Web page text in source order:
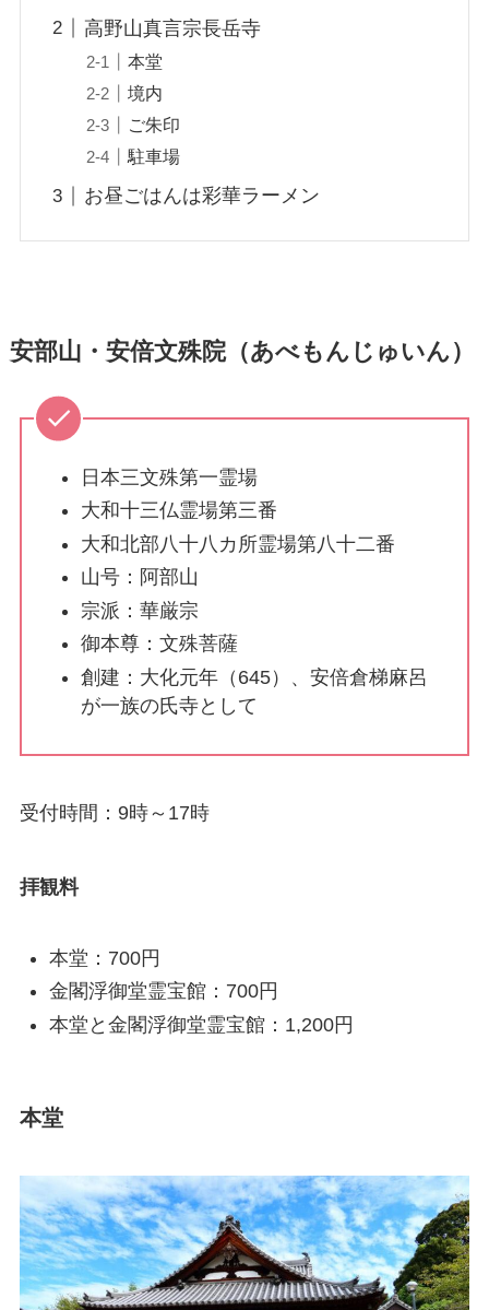
高野山真言宗長岳寺
本堂
境内
ご朱印
駐車場
お昼ごはんは彩華ラーメン
安部山・安倍文殊院（あべもんじゅいん）
日本三文殊第一霊場
大和十三仏霊場第三番
大和北部八十八カ所霊場第八十二番
山号：阿部山
宗派：華厳宗
御本尊：文殊菩薩
創建：大化元年（645）、安倍倉梯麻呂
が一族の氏寺として
受付時間：9時～17時
拝観料
本堂：700円
金閣浮御堂霊宝館：700円
本堂と金閣浮御堂霊宝館：1,200円
本堂